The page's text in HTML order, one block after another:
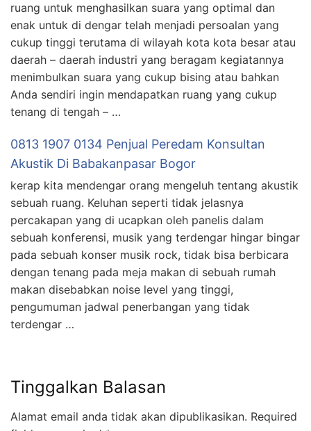
ruang untuk menghasilkan suara yang optimal dan
enak untuk di dengar telah menjadi persoalan yang
cukup tinggi terutama di wilayah kota kota besar atau
daerah – daerah industri yang beragam kegiatannya
menimbulkan suara yang cukup bising atau bahkan
Anda sendiri ingin mendapatkan ruang yang cukup
tenang di tengah – …
0813 1907 0134 Penjual Peredam Konsultan
Akustik Di Babakanpasar Bogor
kerap kita mendengar orang mengeluh tentang akustik
sebuah ruang. Keluhan seperti tidak jelasnya
percakapan yang di ucapkan oleh panelis dalam
sebuah konferensi, musik yang terdengar hingar bingar
pada sebuah konser musik rock, tidak bisa berbicara
dengan tenang pada meja makan di sebuah rumah
makan disebabkan noise level yang tinggi,
pengumuman jadwal penerbangan yang tidak
terdengar …
Tinggalkan Balasan
Alamat email anda tidak akan dipublikasikan. Required